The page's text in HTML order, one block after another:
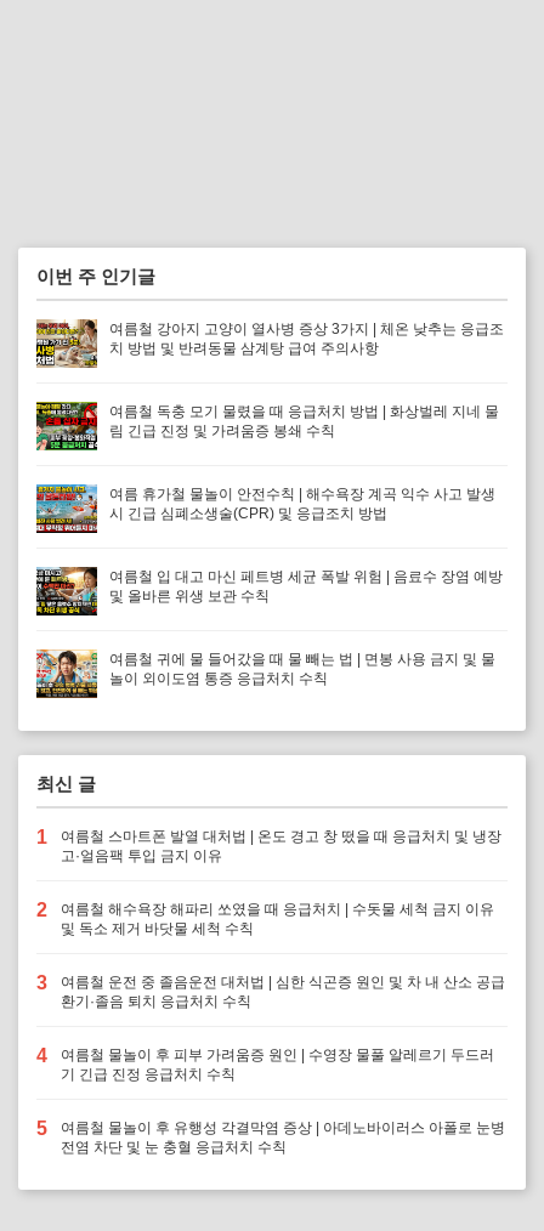
이번 주 인기글
여름철 강아지 고양이 열사병 증상 3가지 | 체온 낮추는 응급조
치 방법 및 반려동물 삼계탕 급여 주의사항
여름철 독충 모기 물렸을 때 응급처치 방법 | 화상벌레 지네 물
림 긴급 진정 및 가려움증 봉쇄 수칙
여름 휴가철 물놀이 안전수칙 | 해수욕장 계곡 익수 사고 발생
시 긴급 심폐소생술(CPR) 및 응급조치 방법
여름철 입 대고 마신 페트병 세균 폭발 위험 | 음료수 장염 예방
및 올바른 위생 보관 수칙
여름철 귀에 물 들어갔을 때 물 빼는 법 | 면봉 사용 금지 및 물
놀이 외이도염 통증 응급처치 수칙
최신 글
1
여름철 스마트폰 발열 대처법 | 온도 경고 창 떴을 때 응급처치 및 냉장
고·얼음팩 투입 금지 이유
2
여름철 해수욕장 해파리 쏘였을 때 응급처치 | 수돗물 세척 금지 이유
및 독소 제거 바닷물 세척 수칙
3
여름철 운전 중 졸음운전 대처법 | 심한 식곤증 원인 및 차 내 산소 공급
환기·졸음 퇴치 응급처치 수칙
4
여름철 물놀이 후 피부 가려움증 원인 | 수영장 물풀 알레르기 두드러
기 긴급 진정 응급처치 수칙
5
여름철 물놀이 후 유행성 각결막염 증상 | 아데노바이러스 아폴로 눈병
전염 차단 및 눈 충혈 응급처치 수칙